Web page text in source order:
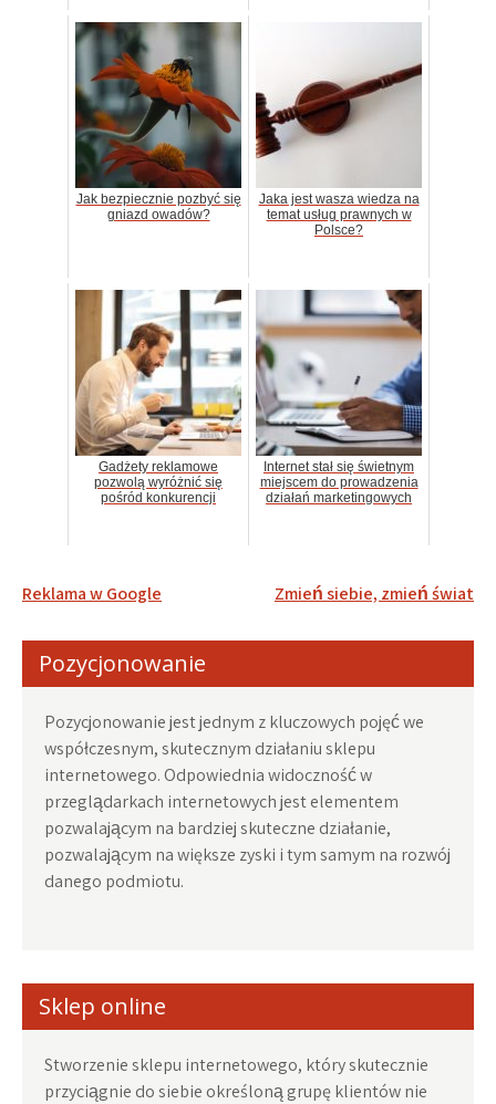
Jak bezpiecznie pozbyć się
gniazd owadów?
Jaka jest wasza wiedza na
temat usług prawnych w
Polsce?
Gadżety reklamowe
pozwolą wyróżnić się
pośród konkurencji
Internet stał się świetnym
miejscem do prowadzenia
działań marketingowych
Nawigacja
wpisu
Reklama w Google Zmień siebie, zmień świat
Pozycjonowanie
Pozycjonowanie jest jednym z kluczowych pojęć we
współczesnym, skutecznym działaniu sklepu
internetowego. Odpowiednia widoczność w
przeglądarkach internetowych jest elementem
pozwalającym na bardziej skuteczne działanie,
pozwalającym na większe zyski i tym samym na rozwój
danego podmiotu.
Sklep online
Stworzenie sklepu internetowego, który skutecznie
przyciągnie do siebie określoną grupę klientów nie